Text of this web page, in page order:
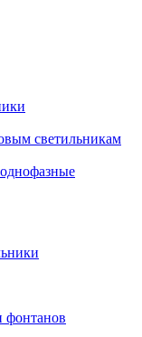
светильникам
фонтанов